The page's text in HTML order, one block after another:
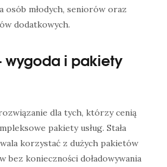
osób młodych, seniorów oraz
dodatkowych.
wygoda i pakiety
dla tych, którzy cenią
pakiety usług. Stała
korzystać z dużych pakietów
bez konieczności doładowywania